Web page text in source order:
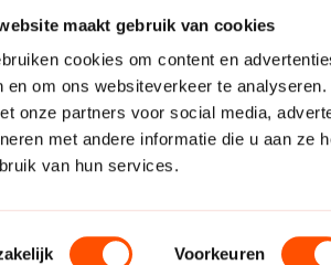
maakt gebruik van cookies
cookies om content en
en om ons websiteverkeer te
onze partners voor social media,
met andere informatie die u aan ze
van hun services.
Voorkeuren